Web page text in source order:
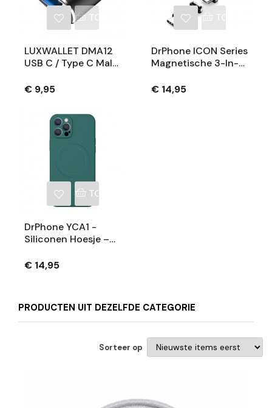
TOEVOEGEN AAN WINKELWAGEN
LUXWALLET DMA12
USB C / Type C Male
OTG Adapter -Zwart
€ 9,95
DrPhone ICON Series
Magnetische 3-In-1
Qualcomm 3.0 -
€ 14,95
TOEVOEGEN AAN WINKELWAGEN
DrPhone YCA1 -
Siliconen Hoesje –
Back Cover – 6.1
€ 14,95
PRODUCTEN UIT DEZELFDE CATEGORIE
Sorteer op